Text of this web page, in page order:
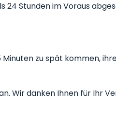
Stunden im Voraus
zu spät kommen,
Wir danken Ihnen für Ihr